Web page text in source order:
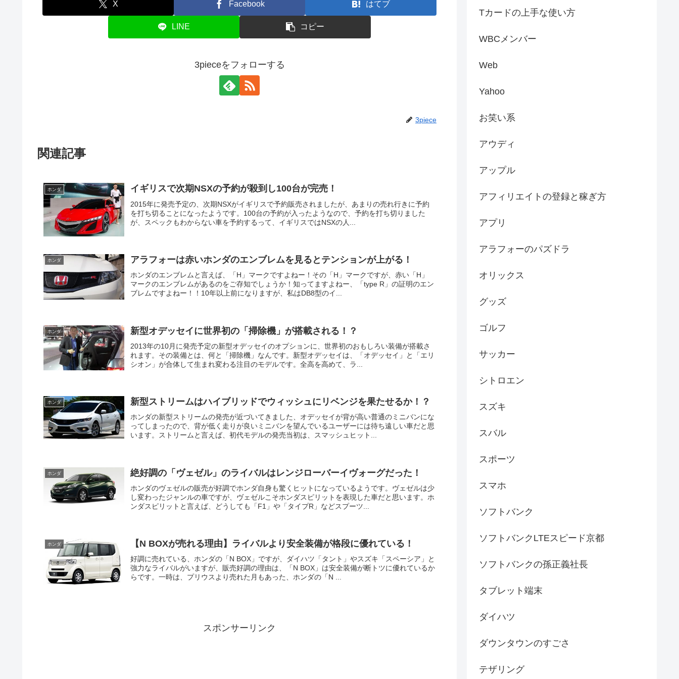
X Facebook はてブ
LINE コピー
3pieceをフォローする
3piece
関連記事
ホンダ イギリスで次期NSXの予約が殺到し100台が完売！
2015年に発売予定の、次期NSXがイギリスで予約販売されましたが、あまりの売れ行きに予約
を打ち切ることになったようです。100台の予約が入ったようなので、予約を打ち切りました
が、スペックもわからない車を予約するって、イギリスではNSXの人...
ホンダ アラフォーは赤いホンダのエンブレムを見るとテンションが上がる！
ホンダのエンブレムと言えば、「H」マークですよねー！その「H」マークですが、赤い「H」
マークのエンブレムがあるのをご存知でしょうか！知ってますよねー、「type R」の証明のエン
ブレムですよねー！！10年以上前になりますが、私はDB8型のイ...
ホンダ 新型オデッセイに世界初の「掃除機」が搭載される！？
2013年の10月に発売予定の新型オデッセイのオプションに、世界初のおもしろい装備が搭載さ
れます。その装備とは、何と「掃除機」なんです。新型オデッセイは、「オデッセイ」と「エリ
シオン」が合体して生まれ変わる注目のモデルです。全高を高めて、ラ...
ホンダ 新型ストリームはハイブリッドでウィッシュにリベンジを果たせるか！？
ホンダの新型ストリームの発売が近づいてきました、オデッセイが背が高い普通のミニバンにな
ってしまったので、背が低く走りが良いミニバンを望んでいるユーザーには待ち遠しい車だと思
います。ストリームと言えば、初代モデルの発売当初は、スマッシュヒット...
ホンダ 絶好調の「ヴェゼル」のライバルはレンジローバーイヴォーグだった！
ホンダのヴェゼルの販売が好調でホンダ自身も驚くヒットになっているようです。ヴェゼルは少
し変わったジャンルの車ですが、ヴェゼルこそホンダスピリットを表現した車だと思います。ホ
ンダスピリットと言えば、どうしても「F1」や「タイプR」などスプーツ...
ホンダ 【N BOXが売れる理由】ライバルより安全装備が格段に優れている！
好調に売れている、ホンダの「N BOX」ですが、ダイハツ「タント」やスズキ「スペーシア」と
強力なライバルがいますが、販売好調の理由は、「N BOX」は安全装備が断トツに優れているか
らです。一時は、プリウスより売れた月もあった、ホンダの「N ...
スポンサーリンク
Tカードの上手な使い方
WBCメンバー
Web
Yahoo
お笑い系
アウディ
アップル
アフィリエイトの登録と稼ぎ方
アプリ
アラフォーのパズドラ
オリックス
グッズ
ゴルフ
サッカー
シトロエン
スズキ
スバル
スポーツ
スマホ
ソフトバンク
ソフトバンクLTEスピード京都
ソフトバンクの孫正義社長
タブレット端末
ダイハツ
ダウンタウンのすごさ
テザリング